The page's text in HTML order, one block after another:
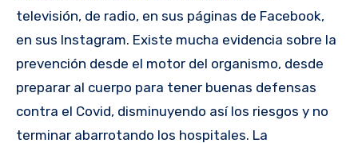
televisión, de radio, en sus páginas de Facebook,
en sus Instagram. Existe mucha evidencia sobre la
prevención desde el motor del organismo, desde
preparar al cuerpo para tener buenas defensas
contra el Covid, disminuyendo así los riesgos y no
terminar abarrotando los hospitales. La